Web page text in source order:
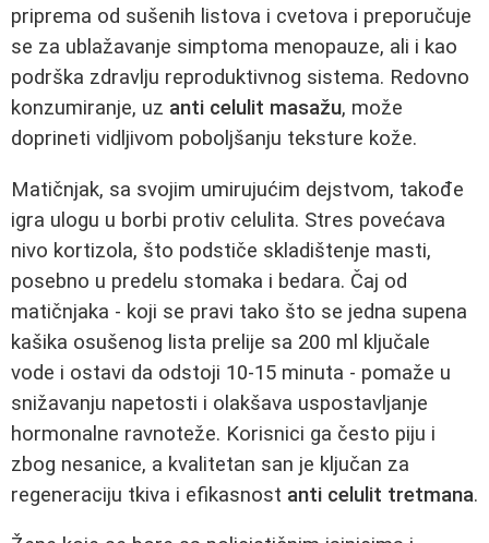
priprema od sušenih listova i cvetova i preporučuje
se za ublažavanje simptoma menopauze, ali i kao
podrška zdravlju reproduktivnog sistema. Redovno
konzumiranje, uz anti celulit masažu, može
doprineti vidljivom poboljšanju teksture kože.
Matičnjak, sa svojim umirujućim dejstvom, takođe
igra ulogu u borbi protiv celulita. Stres povećava
nivo kortizola, što podstiče skladištenje masti,
posebno u predelu stomaka i bedara. Čaj od
matičnjaka - koji se pravi tako što se jedna supena
kašika osušenog lista prelije sa 200 ml ključale
vode i ostavi da odstoji 10-15 minuta - pomaže u
snižavanju napetosti i olakšava uspostavljanje
hormonalne ravnoteže. Korisnici ga često piju i
zbog nesanice, a kvalitetan san je ključan za
regeneraciju tkiva i efikasnost anti celulit tretmana.